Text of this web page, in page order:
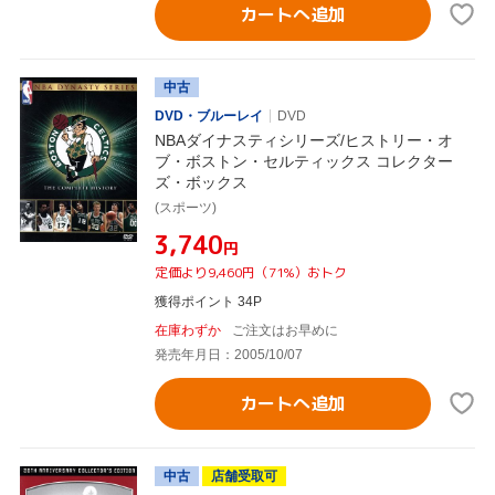
カートへ追加
中古
DVD・ブルーレイ
DVD
NBAダイナスティシリーズ/ヒストリー・オ
ブ・ボストン・セルティックス コレクター
ズ・ボックス
(スポーツ)
¥3,740円
定価より9,460円（71%）おトク
獲得ポイント 34P
在庫わずか
ご注文はお早めに
発売年月日：2005/10/07
カートへ追加
中古
店舗受取可